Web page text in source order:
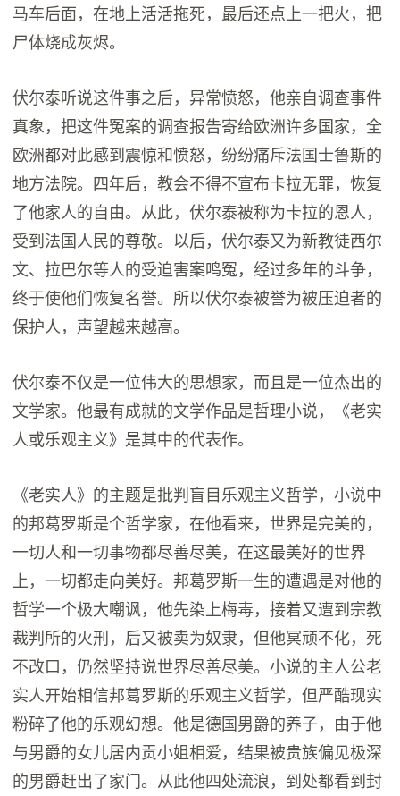
马车后面，在地上活活拖死，最后还点上一把火，把
尸体烧成灰烬。
伏尔泰听说这件事之后，异常愤怒，他亲自调查事件
真象，把这件冤案的调查报告寄给欧洲许多国家，全
欧洲都对此感到震惊和愤怒，纷纷痛斥法国士鲁斯的
地方法院。四年后，教会不得不宣布卡拉无罪，恢复
了他家人的自由。从此，伏尔泰被称为卡拉的恩人，
受到法国人民的尊敬。以后，伏尔泰又为新教徒西尔
文、拉巴尔等人的受迫害案鸣冤，经过多年的斗争，
终于使他们恢复名誉。所以伏尔泰被誉为被压迫者的
保护人，声望越来越高。
伏尔泰不仅是一位伟大的思想家，而且是一位杰出的
文学家。他最有成就的文学作品是哲理小说，《老实
人或乐观主义》是其中的代表作。
《老实人》的主题是批判盲目乐观主义哲学，小说中
的邦葛罗斯是个哲学家，在他看来，世界是完美的，
一切人和一切事物都尽善尽美，在这最美好的世界
上，一切都走向美好。邦葛罗斯一生的遭遇是对他的
哲学一个极大嘲讽，他先染上梅毒，接着又遭到宗教
裁判所的火刑，后又被卖为奴隶，但他冥顽不化，死
不改口，仍然坚持说世界尽善尽美。小说的主人公老
实人开始相信邦葛罗斯的乐观主义哲学，但严酷现实
粉碎了他的乐观幻想。他是德国男爵的养子，由于他
与男爵的女儿居内贡小姐相爱，结果被贵族偏见极深
的男爵赶出了家门。从此他四处流浪，到处都看到封